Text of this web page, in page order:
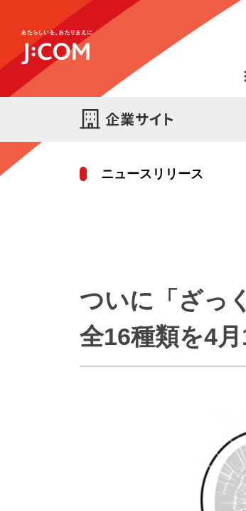
J:COM STREAM えんか
防災情報サービス
自転
テレビ
ほけん
ニュースリリース
ついに「ざっ
全16種類を4